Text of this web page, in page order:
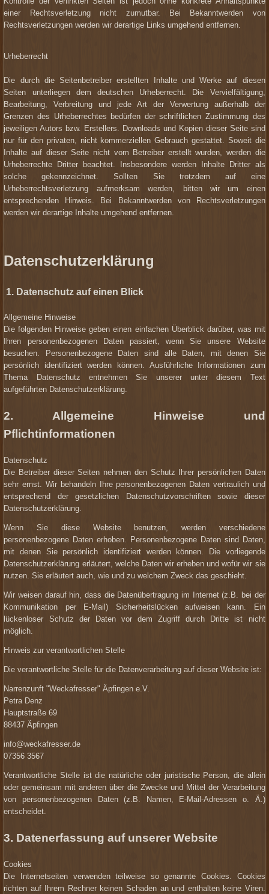
einer Rechtsverletzung nicht zumutbar. Bei Bekanntwerden von
Rechtsverletzungen werden wir derartige Links umgehend entfernen.
Urheberrecht
Die durch die Seitenbetreiber erstellten Inhalte und Werke auf diesen
Seiten unterliegen dem deutschen Urheberrecht. Die Vervielfältigung,
Bearbeitung, Verbreitung und jede Art der Verwertung außerhalb der
Grenzen des Urheberrechtes bedürfen der schriftlichen Zustimmung des
jeweiligen Autors bzw. Erstellers. Downloads und Kopien dieser Seite sind
nur für den privaten, nicht kommerziellen Gebrauch gestattet. Soweit die
Inhalte auf dieser Seite nicht vom Betreiber erstellt wurden, werden die
Urheberrechte Dritter beachtet. Insbesondere werden Inhalte Dritter als
solche gekennzeichnet. Sollten Sie trotzdem auf eine
Urheberrechtsverletzung aufmerksam werden, bitten wir um einen
entsprechenden Hinweis. Bei Bekanntwerden von Rechtsverletzungen
werden wir derartige Inhalte umgehend entfernen.
Datenschutzerklärung
1. Datenschutz auf einen Blick
Allgemeine Hinweise
Die folgenden Hinweise geben einen einfachen Überblick darüber, was mit
Ihren personenbezogenen Daten passiert, wenn Sie unsere Website
besuchen. Personenbezogene Daten sind alle Daten, mit denen Sie
persönlich identifiziert werden können. Ausführliche Informationen zum
Thema Datenschutz entnehmen Sie unserer unter diesem Text
aufgeführten Datenschutzerklärung.
2. Allgemeine Hinweise und
Pflichtinformationen
Datenschutz
Die Betreiber dieser Seiten nehmen den Schutz Ihrer persönlichen Daten
sehr ernst. Wir behandeln Ihre personenbezogenen Daten vertraulich und
entsprechend der gesetzlichen Datenschutzvorschriften sowie dieser
Datenschutzerklärung.
Wenn Sie diese Website benutzen, werden verschiedene
personenbezogene Daten erhoben. Personenbezogene Daten sind Daten,
mit denen Sie persönlich identifiziert werden können. Die vorliegende
Datenschutzerklärung erläutert, welche Daten wir erheben und wofür wir sie
nutzen. Sie erläutert auch, wie und zu welchem Zweck das geschieht.
Wir weisen darauf hin, dass die Datenübertragung im Internet (z.B. bei der
Kommunikation per E-Mail) Sicherheitslücken aufweisen kann. Ein
lückenloser Schutz der Daten vor dem Zugriff durch Dritte ist nicht
möglich.
Hinweis zur verantwortlichen Stelle
Die verantwortliche Stelle für die Datenverarbeitung auf dieser Website ist:
Narrenzunft "Weckafresser" Äpfingen e.V.
Petra Denz
Hauptstraße 69
88437 Äpfingen
info@weckafresser.de
07356 3567
Verantwortliche Stelle ist die natürliche oder juristische Person, die allein
oder gemeinsam mit anderen über die Zwecke und Mittel der Verarbeitung
von personenbezogenen Daten (z.B. Namen, E-Mail-Adressen o. Ä.)
entscheidet.
3. Datenerfassung auf unserer Website
Cookies
Die Internetseiten verwenden teilweise so genannte Cookies. Cookies
richten auf Ihrem Rechner keinen Schaden an und enthalten keine Viren.